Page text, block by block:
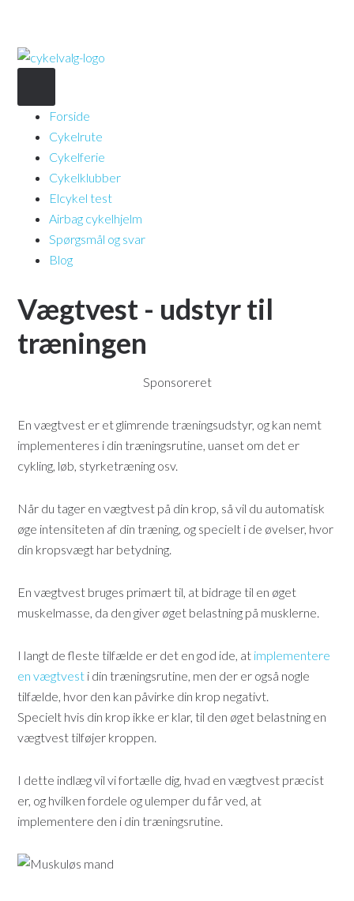
Forside
Cykelrute
Cykelferie
Cykelklubber
Elcykel test
Airbag cykelhjelm
Spørgsmål og svar
Blog
Vægtvest - udstyr til
træningen
Sponsoreret
En vægtvest er et glimrende træningsudstyr, og kan nemt
implementeres i din træningsrutine, uanset om det er
cykling, løb, styrketræning osv.
Når du tager en vægtvest på din krop, så vil du automatisk
øge intensiteten af din træning, og specielt i de øvelser, hvor
din kropsvægt har betydning.
En vægtvest bruges primært til, at bidrage til en øget
muskelmasse, da den giver øget belastning på musklerne.
I langt de fleste tilfælde er det en god ide, at implementere
en vægtvest i din træningsrutine, men der er også nogle
tilfælde, hvor den kan påvirke din krop negativt.
Specielt hvis din krop ikke er klar, til den øget belastning en
vægtvest tilføjer kroppen.
I dette indlæg vil vi fortælle dig, hvad en vægtvest præcist
er, og hvilken fordele og ulemper du får ved, at
implementere den i din træningsrutine.